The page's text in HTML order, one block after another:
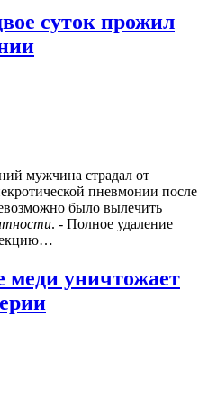
суток прожил
мужчина страдал от
пневмонии после
было вылечить
. - Полное удаление
меди уничтожает